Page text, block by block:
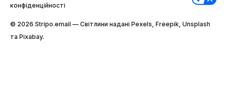
конфіденційності
© 2026 Stripо.email — Світлини надані Pexels, Freepik, Unsplash
та Pixabay.